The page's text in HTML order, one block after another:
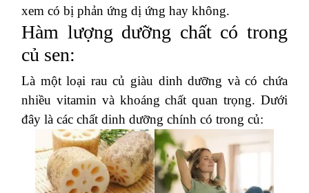
xem có bị phản ứng dị ứng hay không.
Hàm lượng dưỡng chất có trong
củ sen:
Là một loại rau củ giàu dinh dưỡng và có chứa
nhiều vitamin và khoáng chất quan trọng. Dưới
đây là các chất dinh dưỡng chính có trong củ: